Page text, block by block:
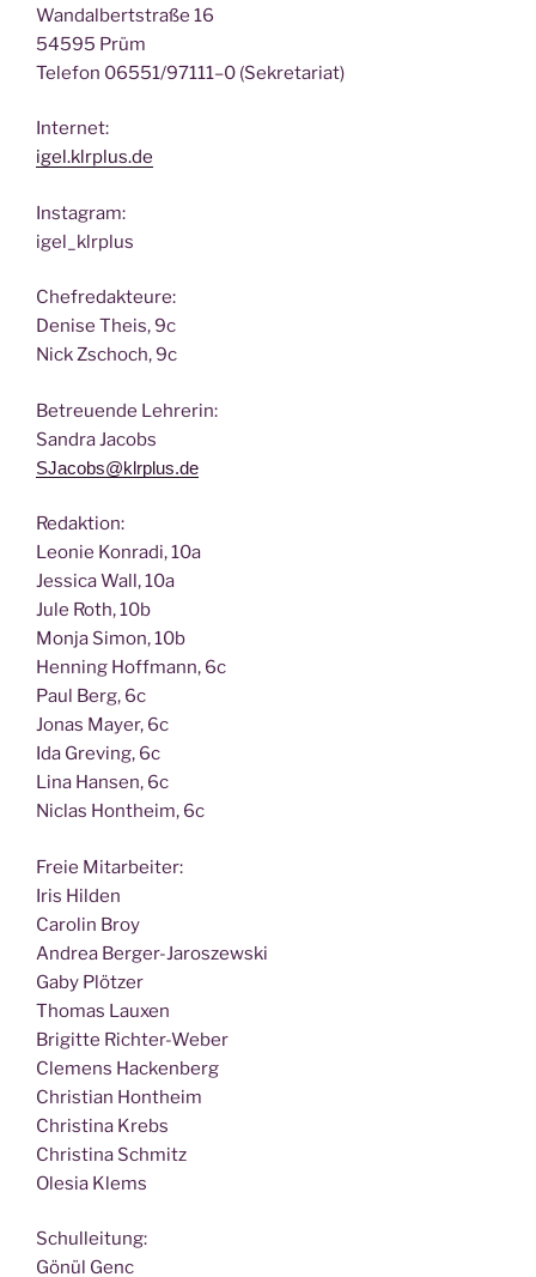
Wan­dal­bert­stra­ße 16
54595 Prüm
Tele­fon 06551/97111–0 (Sekre­ta­ri­at)
Inter­net:
igel.klrplus.de
Insta­gram:
igel_klrplus
Chef­re­dak­teu­re:
Deni­se Theis, 9c
Nick Zscho­ch, 9c
Betreu­en­de Lehrerin:
San­dra Jacobs
SJacobs@klrplus.de
Redak­ti­on:
Leo­nie Kon­ra­di, 10a
Jes­si­ca Wall, 10a
Jule Roth, 10b
Mon­ja Simon, 10b
Hen­ning Hoff­mann, 6c
Paul Berg, 6c
Jonas May­er, 6c
Ida Gre­ving, 6c
Lina Han­sen, 6c
Nic­las Hont­heim, 6c
Freie Mit­ar­bei­ter:
Iris Hilden
Caro­lin Broy
Andrea Berger-Jaroszewski
Gaby Plötzer
Tho­mas Lauxen
Bri­git­te Richter-Weber
Cle­mens Hackenberg
Chris­ti­an Hontheim
Chris­ti­na Krebs
Chris­ti­na Schmitz
Ole­sia Klems
Schul­lei­tung:
Gönül Genc